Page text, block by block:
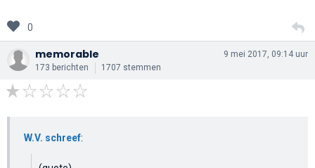
0
memorable
173 berichten 1707 stemmen
9 mei 2017, 09:14 uur
W.V. schreef: